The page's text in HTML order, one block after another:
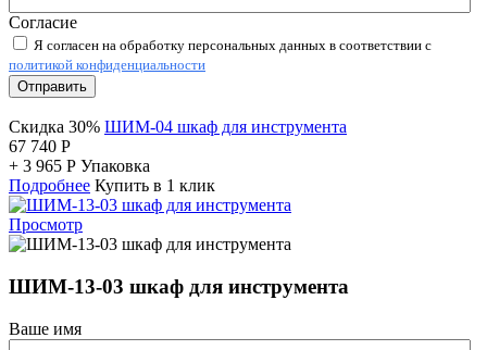
Согласие
Я согласен на обработку персональных данных в соответствии с
политикой конфиденциальности
Отправить
Скидка 30% ШИМ-04 шкаф для инструмента
67 740 Р
+ 3 965 Р Упаковка
Подробнее Купить в 1 клик
Просмотр
ШИМ-13-03 шкаф для инструмента
Ваше имя